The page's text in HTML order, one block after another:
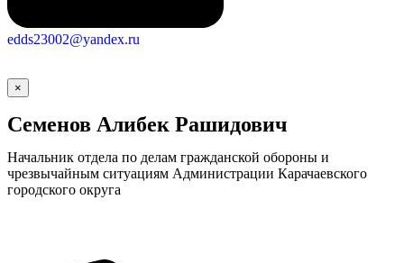
edds23002@yandex.ru
×
Семенов Алибек Рашидович
Начальник отдела по делам гражданской обороны и
чрезвычайным ситуациям Администрации Карачаевского
городского округа